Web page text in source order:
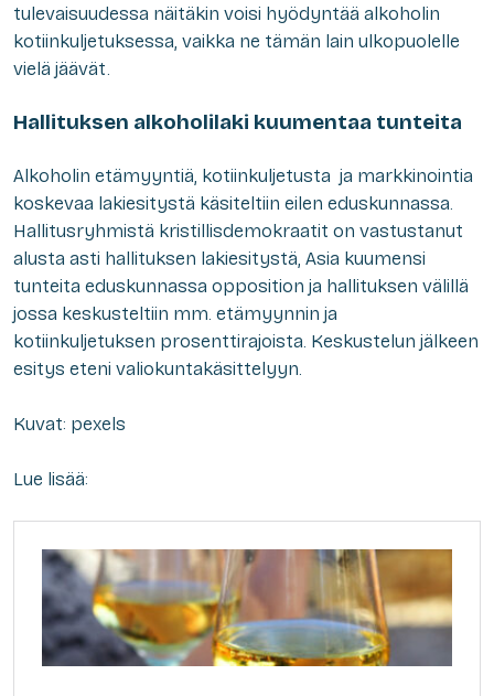
tulevaisuudessa näitäkin voisi hyödyntää alkoholin
kotiinkuljetuksessa, vaikka ne tämän lain ulkopuolelle
vielä jäävät.
Hallituksen alkoholilaki kuumentaa tunteita
Alkoholin etämyyntiä, kotiinkuljetusta ja markkinointia
koskevaa lakiesitystä käsiteltiin eilen eduskunnassa.
Hallitusryhmistä kristillisdemokraatit on vastustanut
alusta asti hallituksen lakiesitystä, Asia kuumensi
tunteita eduskunnassa opposition ja hallituksen välillä
jossa keskusteltiin mm. etämyynnin ja
kotiinkuljetuksen prosenttirajoista. Keskustelun jälkeen
esitys eteni valiokuntakäsittelyyn.
Kuvat: pexels
Lue lisää: